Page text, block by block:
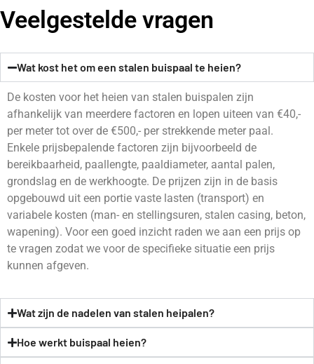
Veelgestelde vragen
Wat kost het om een stalen buispaal te heien?
De kosten voor het heien van stalen buispalen zijn
afhankelijk van meerdere factoren en lopen uiteen van €40,-
per meter tot over de €500,- per strekkende meter paal.
Enkele prijsbepalende factoren zijn bijvoorbeeld de
bereikbaarheid, paallengte, paaldiameter, aantal palen,
grondslag en de werkhoogte. De prijzen zijn in de basis
opgebouwd uit een portie vaste lasten (transport) en
variabele kosten (man- en stellingsuren, stalen casing, beton,
wapening). Voor een goed inzicht raden we aan een prijs op
te vragen zodat we voor de specifieke situatie een prijs
kunnen afgeven.
Wat zijn de nadelen van stalen heipalen?
Hoe werkt buispaal heien?